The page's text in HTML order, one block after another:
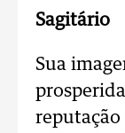
Sagitário
Sua